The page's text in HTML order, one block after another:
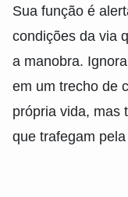
Sua função é
condições da via
a manobra.
em um trecho de
própria vida, mas
que trafegam